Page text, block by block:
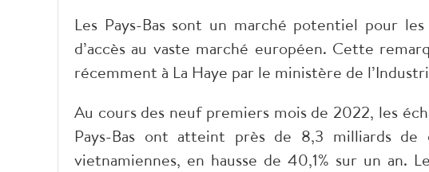
Les Pays-Bas sont un marché potentiel pour
d’accès au vaste marché européen. Cette
récemment à La Haye par le ministère de
Au cours des neuf premiers mois de 2022, les
Pays-Bas ont atteint près de 8,3 milliards
vietnamiennes, en hausse de 40,1% sur un an.